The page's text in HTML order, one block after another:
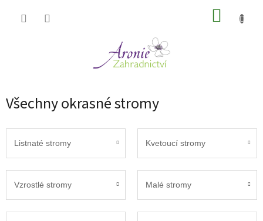
Všechny okrasné stromy
Listnaté stromy Kvetoucí stromy
Vzrostlé stromy Malé stromy